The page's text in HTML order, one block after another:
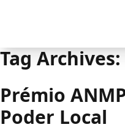
Tag Archives:
Prémio
Poder Local